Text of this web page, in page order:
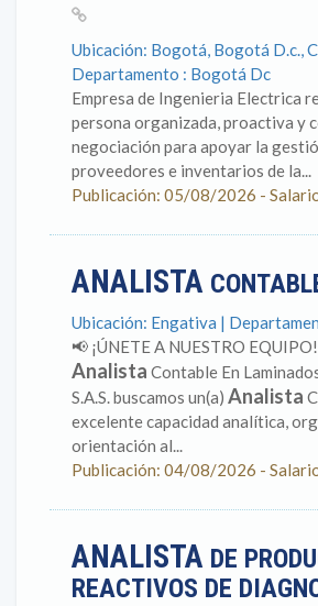
Ubicación: Bogotá, Bogotá D.c.,
Departamento : Bogotá Dc
Empresa de Ingenieria Electrica
persona organizada, proactiva y
negociación para apoyar la
proveedores e inventarios de la...
Publicación: 05/08/2026 -
ANALISTA
Ubicación: Engativa |
📢 ¡ÚNETE A NUESTRO
Analista Contable En
S.A.S. buscamos un(a) Analista
excelente capacidad analítica,
orientación al...
Publicación: 04/08/2026 -
ANALISTA DE
REACTIVOS DE